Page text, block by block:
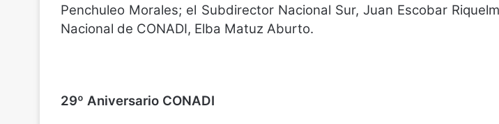
Penchuleo Morales; el Subdirector Nacional Sur, Juan Escobar
Nacional de CONADI, Elba Matuz Aburto.
29º Aniversario CONADI